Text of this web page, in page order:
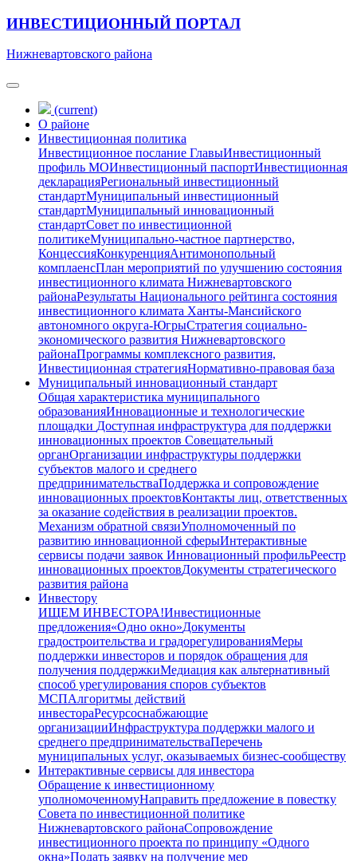
ИНВЕСТИЦИОННЫЙ ПОРТАЛ
Нижневартовского района
(current)
О районе
Инвестиционная политика
Инвестиционное послание ГлавыИнвестиционный
профиль МОИнвестиционный паспортИнвестиционная
декларацияРегиональный инвестиционный
стандартМуниципальный инвестиционный
стандартМуниципальный инновационный
стандартСовет по инвестиционной
политикеМуниципально-частное партнерство,
КонцессияКонкуренцияАнтимонопольный
комплаенсПлан мероприятий по улучшению состояния
инвестиционного климата Нижневартовского
районаРезультаты Национального рейтинга состояния
инвестиционного климата Ханты-Мансийского
автономного округа-ЮгрыСтратегия социально-
экономического развития Нижневартовского
районаПрограммы комплексного развития,
Инвестиционная стратегияНормативно-правовая база
Муниципальный инновационный стандарт
Общая характеристика муниципального
образованияИнновационные и технологические
площадки Доступная инфраструктура для поддержки
инновационных проектов Совещательный
органОрганизации инфраструктуры поддержки
субъектов малого и среднего
предпринимательстваПоддержка и сопровождение
инновационных проектовКонтакты лиц, ответственных
за оказание содействия в реализации проектов.
Механизм обратной связиУполномоченный по
развитию инновационной сферыИнтерактивные
сервисы подачи заявок Инновационный профильРеестр
инновационных проектовДокументы стратегического
развития района
Инвестору
ИЩЕМ ИНВЕСТОРА!Инвестиционные
предложения«Одно окно»Документы
градостроительства и градорегулированияМеры
поддержки инвесторов и порядок обращения для
получения поддержкиМедиация как альтернативный
способ урегулирования споров субъектов
МСПАлгоритмы действий
инвестораРесурсоснабжающие
организацииИнфраструктура поддержки малого и
среднего предпринимательстваПеречень
муниципальных услуг, оказываемых бизнес-сообществу
Интерактивные сервисы для инвестора
Обращение к инвестиционному
уполномоченномуНаправить предложение в повестку
Совета по инвестиционной политике
Нижневартовского районаСопровождение
инвестиционного проекта по принципу «Одного
окна»Подать заявку на получение мер